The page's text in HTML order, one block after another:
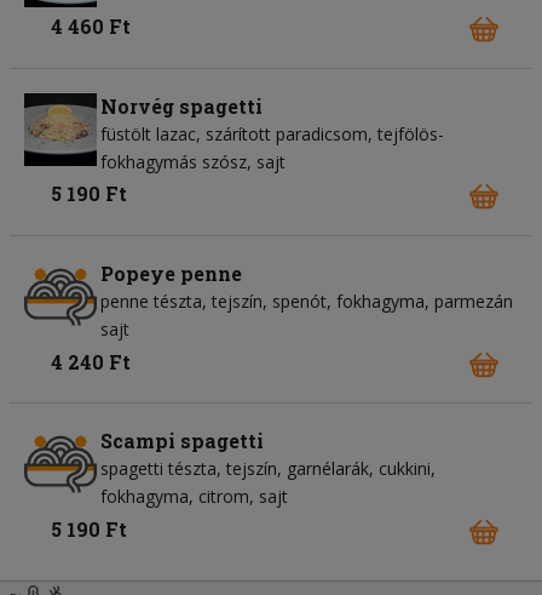
4 460 Ft
Norvég spagetti
füstölt lazac szárított paradicsom tejfölös-
fokhagymás szósz sajt
5 190 Ft
Popeye penne
penne tészta tejszín spenót fokhagyma parmezán
sajt
4 240 Ft
Scampi spagetti
spagetti tészta tejszín garnélarák cukkini
fokhagyma citrom sajt
5 190 Ft